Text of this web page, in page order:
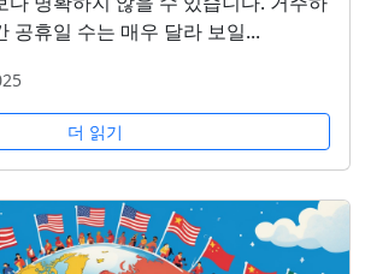
공휴일 수는 매우 달라 보일...
더 읽기